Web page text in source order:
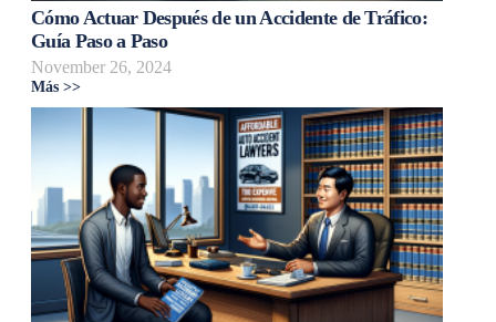
Cómo Actuar Después de un Accidente de Tráfico:
Guía Paso a Paso
November 26, 2024
Más >>